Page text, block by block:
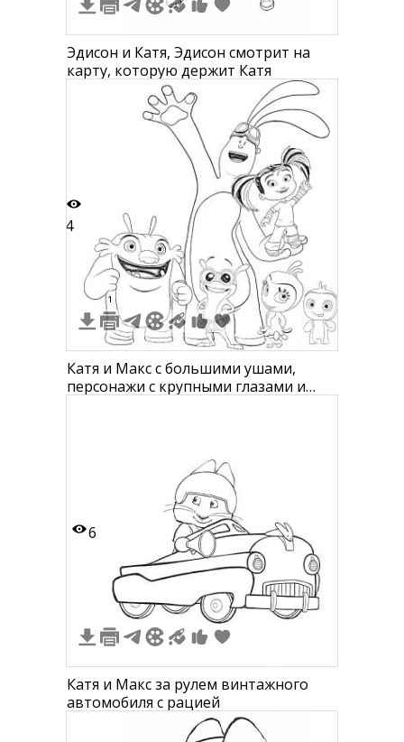
Эдисон и Катя, Эдисон смотрит на
карту, которую держит Катя
4
1
Катя и Макс с большими ушами,
персонажи с крупными глазами и
6
Катя и Макс за рулем винтажного
автомобиля с рацией